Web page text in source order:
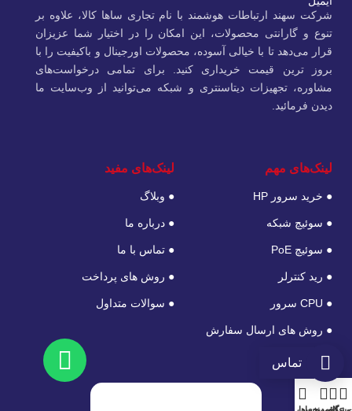
شرکت سهند ارتباطات هوشمند با نام تجاری ساها کالا، علاوه‌ بر
تنوع و گارانتی محصولات، این امکان را در اختیار شما عزیزان
قرار می‌دهد تا با خیالی آسوده، محصولات اورجینال و باکیفیت را با
بروز ترین قیمت خریداری کنید. برای تمامی درخواست‌های
مشاوره، تجهیزات دیتاسنتری و شبکه می‌توانید از وب‌سایت ما
دیدن فرمائید.
لینک‌های مهم
● خرید سرور HP
● سوئیچ شبکه
● سوئیچ PoE
● رید کنترلر
● CPU سرور
● روش های ارسال سفارش
لینک‌های مفید
● وبلاگ
● درباره ما
● تماس با ما
● روش های پرداخت
● سوالات متداول
تماس